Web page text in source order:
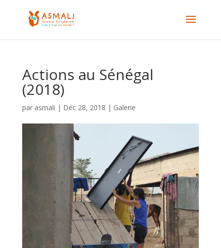
Actions au Sénégal
(2018)
par asmali | Déc 28, 2018 | Galerie